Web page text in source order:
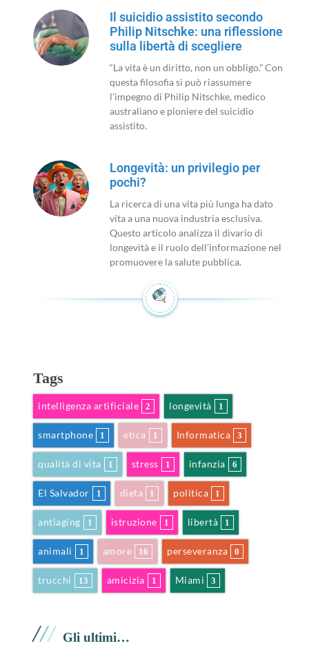
Il suicidio assistito secondo
Philip Nitschke: una riflessione
sulla libertà di scegliere
“La vita è un diritto, non un obbligo.” Con
questa filosofia si può riassumere
l’impegno di Philip Nitschke, medico
australiano e pioniere del suicidio
assistito.
Longevità: un privilegio per
pochi?
La ricerca di una vita più lunga ha dato
vita a una nuova industria esclusiva.
Questo articolo analizza il divario di
longevità e il ruolo dell’informazione nel
promuovere la salute pubblica.
Tags
intelligenza artificiale 2 longevità 1
smartphone 1 etica 1 Informatica 3
qualità di vita 1 stress 1 infanzia 6
El Salvador 1 dieta 1 politica 1
antiaging 1 istruzione 1 libertà 1
animali 1 amore 16 perseveranza 0
trucchi 13 amicizia 1 Miami 3
/// Gli ultimi…